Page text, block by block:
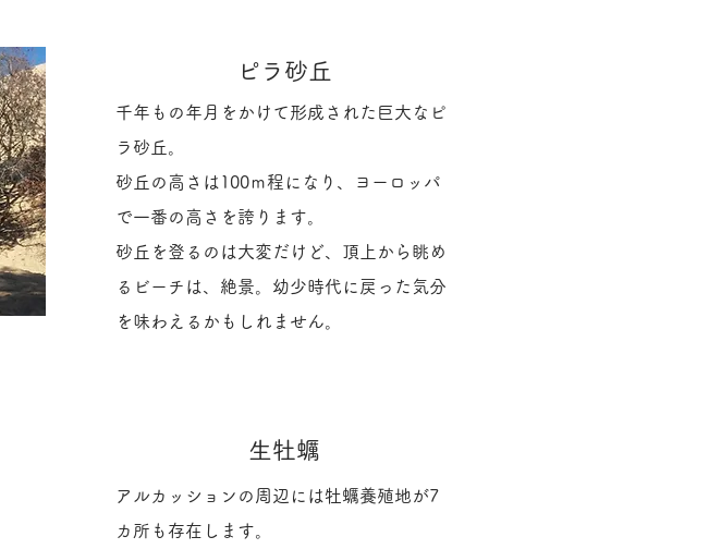
​ピラ砂丘
千年もの年月をかけて形成された巨大なピ
ラ砂丘。
砂丘の高さは100ｍ程になり、ヨーロッパ
で一番の高さを誇ります。
砂丘を登るのは大変だけど、頂上から眺め
るビーチは、絶景。幼少時代に戻った気分
を味わえるかもしれません。
生牡蠣
アルカッションの周辺には牡蠣養殖地が7
カ所も存在します。